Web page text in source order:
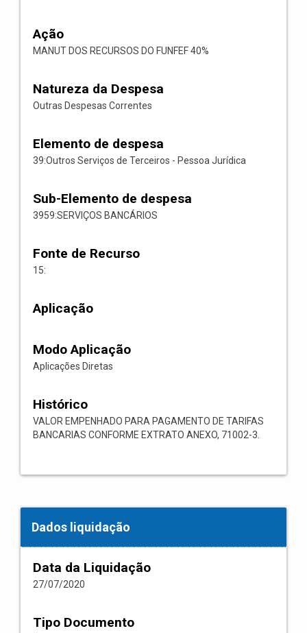
Ação
MANUT DOS RECURSOS DO FUNFEF 40%
Natureza da Despesa
Outras Despesas Correntes
Elemento de despesa
39:Outros Serviços de Terceiros - Pessoa Jurídica
Sub-Elemento de despesa
3959:SERVIÇOS BANCÁRIOS
Fonte de Recurso
15:
Aplicação
Modo Aplicação
Aplicações Diretas
Histórico
VALOR EMPENHADO PARA PAGAMENTO DE TARIFAS
BANCARIAS CONFORME EXTRATO ANEXO, 71002-3.
Dados liquidação
Data da Liquidação
27/07/2020
Tipo Documento